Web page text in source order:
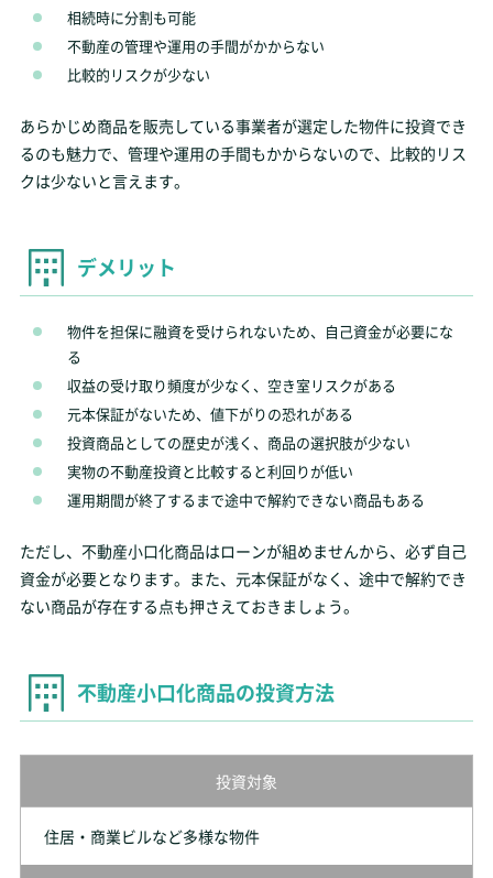
相続時に分割も可能
不動産の管理や運用の手間がかからない
比較的リスクが少ない
あらかじめ商品を販売している事業者が選定した物件に投資でき
るのも魅力で、管理や運用の手間もかからないので、比較的リス
クは少ないと言えます。
デメリット
物件を担保に融資を受けられないため、自己資金が必要にな
る
収益の受け取り頻度が少なく、空き室リスクがある
元本保証がないため、値下がりの恐れがある
投資商品としての歴史が浅く、商品の選択肢が少ない
実物の不動産投資と比較すると利回りが低い
運用期間が終了するまで途中で解約できない商品もある
ただし、不動産小口化商品はローンが組めませんから、必ず自己
資金が必要となります。また、元本保証がなく、途中で解約でき
ない商品が存在する点も押さえておきましょう。
不動産小口化商品の投資方法
投資対象
住居・商業ビルなど多様な物件